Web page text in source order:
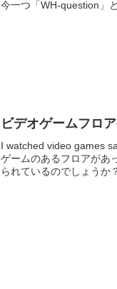
今一つ「WH-question」
ビデオゲームフロ
I watched video games
ゲームのあるフロアがあ
られているのでしょうか